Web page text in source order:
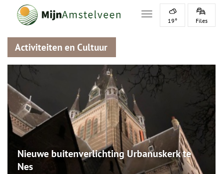
Toggle navigation
19° Files
Activiteiten en Cultuur
Nieuwe buitenverlichting Urbanuskerk te
Nes